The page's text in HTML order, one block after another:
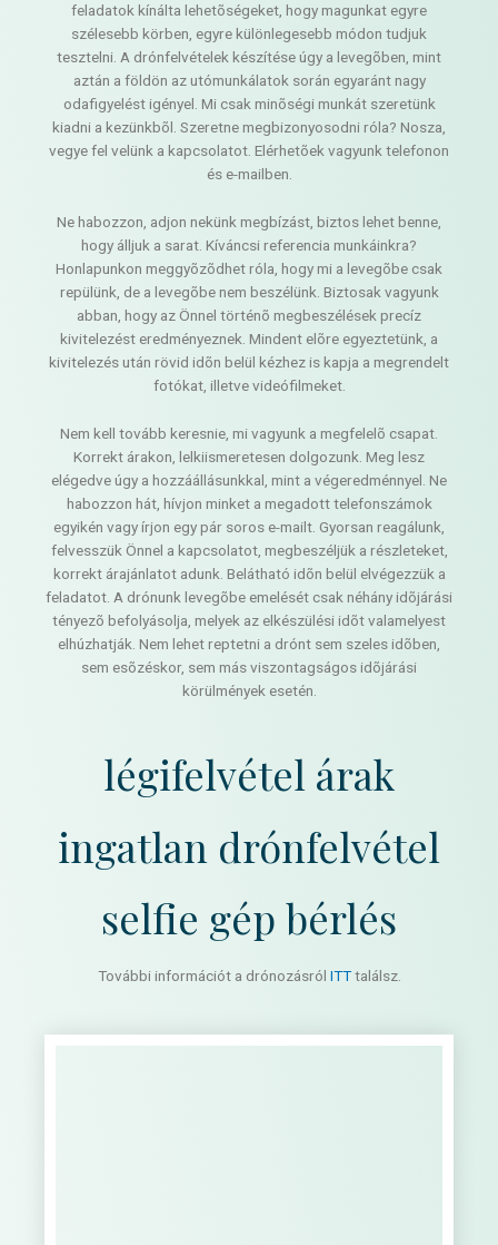
feladatok kínálta lehetõségeket, hogy magunkat egyre
szélesebb körben, egyre különlegesebb módon tudjuk
tesztelni. A drónfelvételek készítése úgy a levegõben, mint
aztán a földön az utómunkálatok során egyaránt nagy
odafigyelést igényel. Mi csak minõségi munkát szeretünk
kiadni a kezünkbõl. Szeretne megbizonyosodni róla? Nosza,
vegye fel velünk a kapcsolatot. Elérhetõek vagyunk telefonon
és e-mailben.
Ne habozzon, adjon nekünk megbízást, biztos lehet benne,
hogy álljuk a sarat. Kíváncsi referencia munkáinkra?
Honlapunkon meggyõzõdhet róla, hogy mi a levegõbe csak
repülünk, de a levegõbe nem beszélünk. Biztosak vagyunk
abban, hogy az Önnel történõ megbeszélések precíz
kivitelezést eredményeznek. Mindent elõre egyeztetünk, a
kivitelezés után rövid idõn belül kézhez is kapja a megrendelt
fotókat, illetve videófilmeket.
Nem kell tovább keresnie, mi vagyunk a megfelelõ csapat.
Korrekt árakon, lelkiismeretesen dolgozunk. Meg lesz
elégedve úgy a hozzáállásunkkal, mint a végeredménnyel. Ne
habozzon hát, hívjon minket a megadott telefonszámok
egyikén vagy írjon egy pár soros e-mailt. Gyorsan reagálunk,
felvesszük Önnel a kapcsolatot, megbeszéljük a részleteket,
korrekt árajánlatot adunk. Belátható idõn belül elvégezzük a
feladatot. A drónunk levegõbe emelését csak néhány idõjárási
tényezõ befolyásolja, melyek az elkészülési idõt valamelyest
elhúzhatják. Nem lehet reptetni a drónt sem szeles idõben,
sem esõzéskor, sem más viszontagságos idõjárási
körülmények esetén.
légifelvétel árak
ingatlan drónfelvétel
selfie gép bérlés
További információt a drónozásról ITTtalálsz.